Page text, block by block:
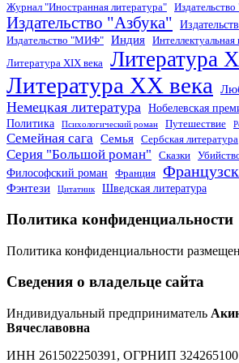
Журнал "Иностранная литература"
Издательство "Азбука"
Издательство "МИФ" Индия Интеллектуальная
Литература XIX века Литература
Литература XX века
Немецкая литература Нобелевская
Политика
Психологический роман Путешествие
Семейная сага Семья Сербская литература
Серия "Большой роман" Сказки
Философский роман
Франция
Фэнтези Цитатник Шведская литература
Политика конфиденциальности
Политика конфиденциальности
Сведения о владельце сайта
Индивидуальный предприниматель
Вячеславовна
ИНН 261502250391, ОГРНИП